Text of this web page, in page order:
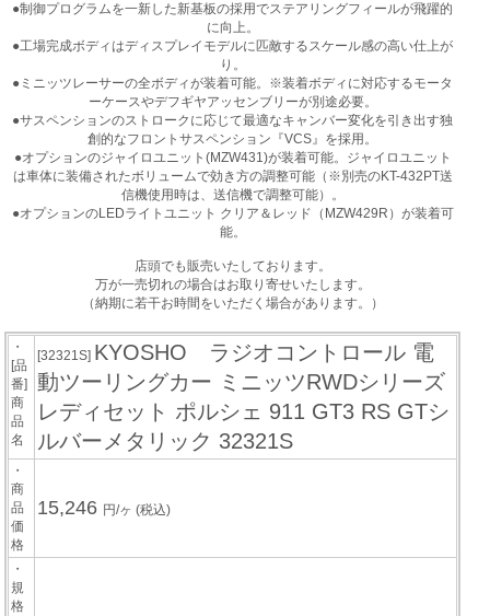
●制御プログラムを一新した新基板の採用でステアリングフィールが飛躍的
に向上。
●工場完成ボディはディスプレイモデルに匹敵するスケール感の高い仕上が
り。
●ミニッツレーサーの全ボディが装着可能。※装着ボディに対応するモータ
ーケースやデフギヤアッセンブリーが別途必要。
●サスペンションのストロークに応じて最適なキャンバー変化を引き出す独
創的なフロントサスペンション『VCS』を採用。
●オプションのジャイロユニット(MZW431)が装着可能。ジャイロユニット
は車体に装備されたボリュームで効き方の調整可能（※別売のKT-432PT送
信機使用時は、送信機で調整可能）。
●オプションのLEDライトユニット クリア＆レッド（MZW429R）が装着可
能。
店頭でも販売いたしております。
万が一売切れの場合はお取り寄せいたします。
（納期に若干お時間をいただく場合があります。）
・
[品
番]
商
品
名
[32321S] KYOSHO ラジオコントロール 電
動ツーリングカー ミニッツRWDシリーズ
レディセット ポルシェ 911 GT3 RS GTシ
ルバーメタリック 32321S
・
商
品
価
格
15,246 円/ヶ(税込)
・
規
格